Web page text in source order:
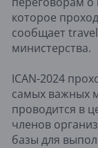
которое
сообщает
министерства.
ICAN-2024
самых важных
проводится в
членов
базы для